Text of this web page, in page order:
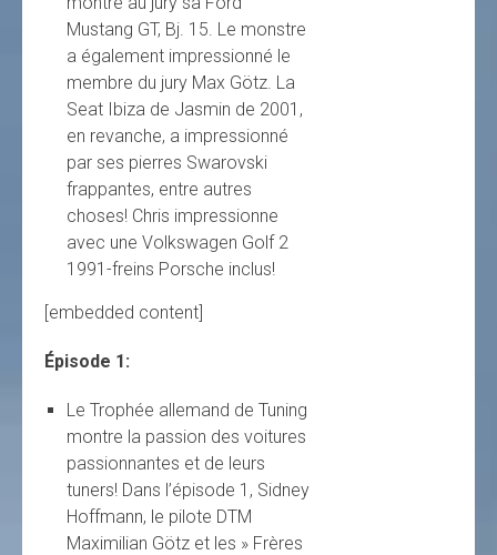
Mustang GT, Bj. 15. Le monstre
a également impressionné le
membre du jury Max Götz. La
Seat Ibiza de Jasmin de 2001,
en revanche, a impressionné
par ses pierres Swarovski
frappantes, entre autres
choses! Chris impressionne
avec une Volkswagen Golf 2
1991-freins Porsche inclus!
[embedded content]
Épisode 1:
Le Trophée allemand de Tuning
montre la passion des voitures
passionnantes et de leurs
tuners! Dans l’épisode 1, Sidney
Hoffmann, le pilote DTM
Maximilian Götz et les » Frères